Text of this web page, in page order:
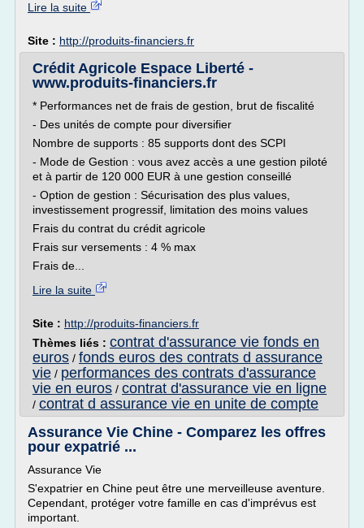
Lire la suite
Site : http://produits-financiers.fr
Crédit Agricole Espace Liberté -
www.produits-financiers.fr
* Performances net de frais de gestion, brut de fiscalité
- Des unités de compte pour diversifier
Nombre de supports : 85 supports dont des SCPI
- Mode de Gestion : vous avez accès a une gestion piloté
et à partir de 120 000 EUR à une gestion conseillé
- Option de gestion : Sécurisation des plus values,
investissement progressif, limitation des moins values
Frais du contrat du crédit agricole
Frais sur versements : 4 % max
Frais de...
Lire la suite
Site : http://produits-financiers.fr
Thèmes liés : contrat d'assurance vie fonds en
euros / fonds euros des contrats d assurance
vie / performances des contrats d'assurance
vie en euros / contrat d'assurance vie en ligne
/ contrat d assurance vie en unite de compte
Assurance Vie Chine - Comparez les offres
pour expatrié ...
Assurance Vie
S'expatrier en Chine peut être une merveilleuse aventure.
Cependant, protéger votre famille en cas d'imprévus est
important.